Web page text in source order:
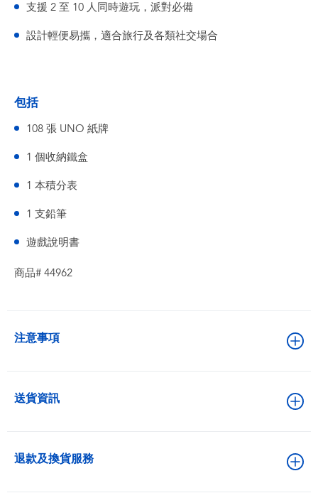
支援 2 至 10 人同時遊玩，派對必備
設計輕便易攜，適合旅行及各類社交場合
包括
108 張 UNO 紙牌
1 個收納鐵盒
1 本積分表
1 支鉛筆
遊戲說明書
商品# 44962
注意事項
送貨資訊
退款及換貨服務